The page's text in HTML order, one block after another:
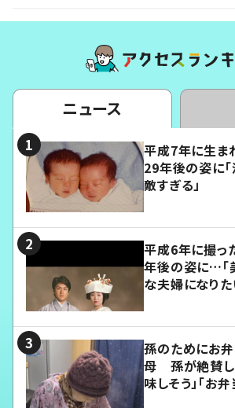
ニュース
平成7年に生
29年後の姿に「
敵すぎる」
平成6年に撮
年後の姿に…「
な夫婦になりた
孫のためにお
母 孫が絶賛し
味しそう」「お